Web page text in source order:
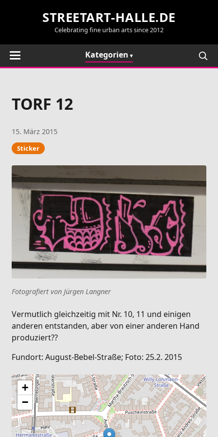
STREETART-HALLE.DE
Celebrating fine urban arts since 2012
Kategorien
TORF 12
15. März 2015
Sticker
Fotografiert von Jürgen Langner
Vermutlich gleichzeitig mit Nr. 10, 11 und einigen
anderen entstanden, aber von einer anderen Hand
produziert??
Fundort: August-Bebel-Straße; Foto: 25.2. 2015
+
−